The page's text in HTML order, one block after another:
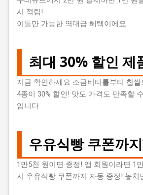
시 적립!
이틀만 가능한 역대급 혜택이에요.
최대 30% 할인 제
지금 확인하세요 소금버터롤부터 찹
4종이 30% 할인! 맛도 가격도 만족할
입니다.
우유식빵 쿠폰까
1만5천 원이면 증정! 앱 회원이라면 1
시 우유식빵 쿠폰까지 자동 증정! 놓치